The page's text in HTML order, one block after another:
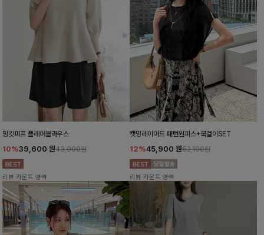
밍킷퍼프 플레어블라우스
10%39,600 원43,900원
리뷰 카운트 영역
캣밍레이어드 패턴원피스+목걸이SET
12%45,900 원52,100원
리뷰 카운트 영역